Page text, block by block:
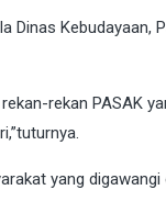
Kebudayaan,
rekan PASAK
yang